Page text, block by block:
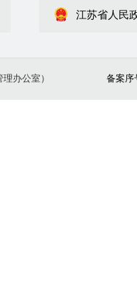
江苏省人民
办公室） 备案序